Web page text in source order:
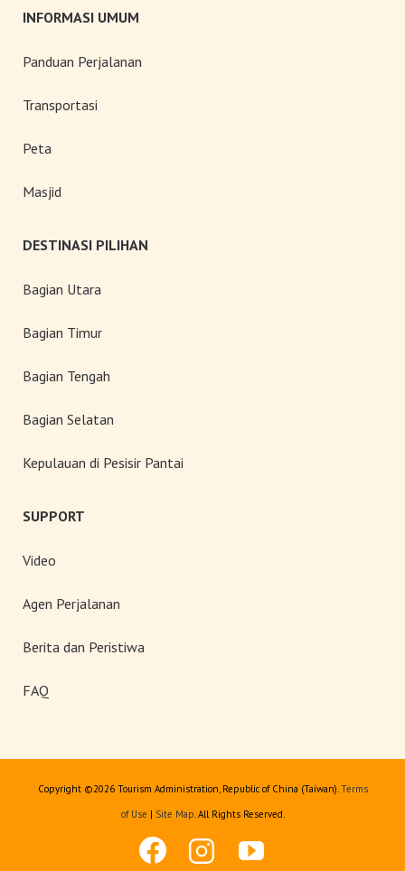
INFORMASI UMUM
Panduan Perjalanan
Transportasi
Peta
Masjid
DESTINASI PILIHAN
Bagian Utara
Bagian Timur
Bagian Tengah
Bagian Selatan
Kepulauan di Pesisir Pantai
SUPPORT
Video
Agen Perjalanan
Berita dan Peristiwa
FAQ
Copyright ©2026 Tourism Administration, Republic of China (Taiwan). Terms
of Use | Site Map . All Rights Reserved.